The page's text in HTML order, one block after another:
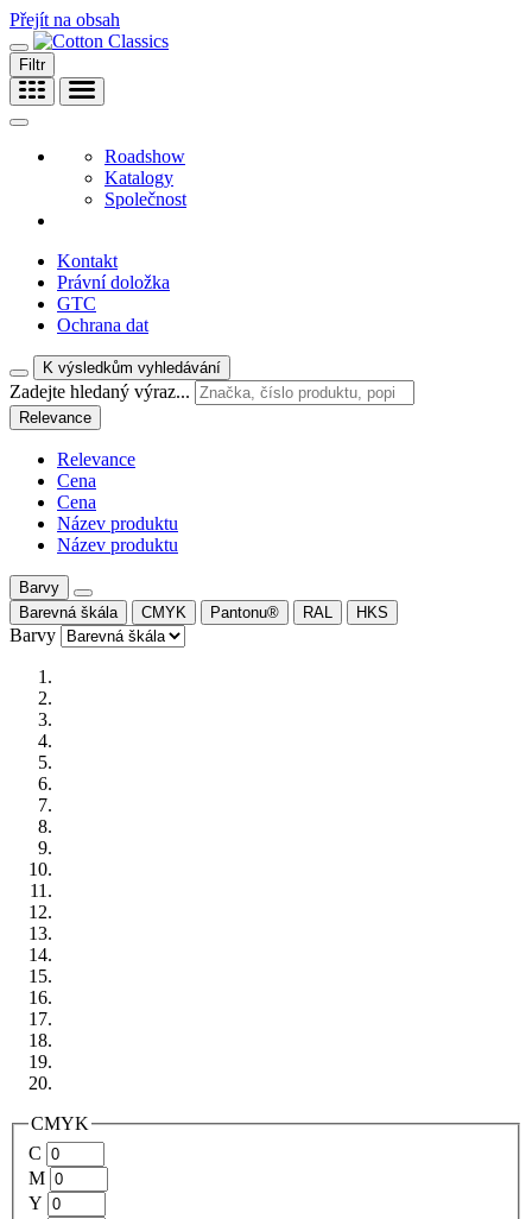
Přejít na obsah
Filtr
Roadshow
Katalogy
Společnost
Kontakt
Právní doložka
GTC
Ochrana dat
K výsledkům vyhledávání
Zadejte hledaný výraz...
Relevance
Relevance
Cena
Cena
Název produktu
Název produktu
Barvy
Barevná škála
CMYK Pantonu® RAL HKS
Barvy
CMYK
C
M
Y